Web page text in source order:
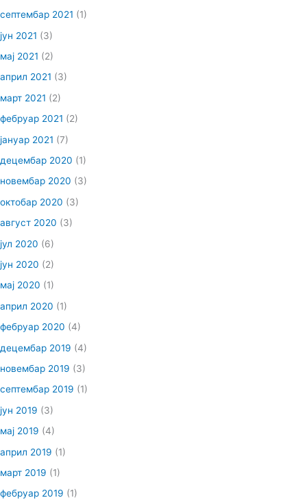
септембар 2021 (1)
јун 2021 (3)
мај 2021 (2)
април 2021 (3)
март 2021 (2)
фебруар 2021 (2)
јануар 2021 (7)
децембар 2020 (1)
новембар 2020 (3)
октобар 2020 (3)
август 2020 (3)
јул 2020 (6)
јун 2020 (2)
мај 2020 (1)
април 2020 (1)
фебруар 2020 (4)
децембар 2019 (4)
новембар 2019 (3)
септембар 2019 (1)
јун 2019 (3)
мај 2019 (4)
април 2019 (1)
март 2019 (1)
фебруар 2019 (1)